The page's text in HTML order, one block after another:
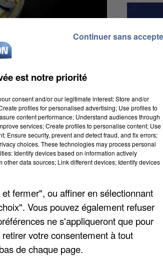
son chien dans la
Parisien. La victime a
Le duo était ivre et a
». Seul celui qui
travaille à l'aéroport
est notre priorité
consent and/or our legitimate interest: Store and/or
profiles for personalised advertising; Use profiles to
content performance; Understand audiences through
services; Create profiles to personalise content; Use
Ensure security, prevent and detect fraud, and fix errors;
choices. These technologies may process personal
Identify devices based on information actively
data sources; Link different devices; Identify devices
fermer", ou affiner en sélectionnant
Vous pouvez également refuser
ne s'appliqueront que pour
votre consentement à tout
de chaque page.
Continuer sans